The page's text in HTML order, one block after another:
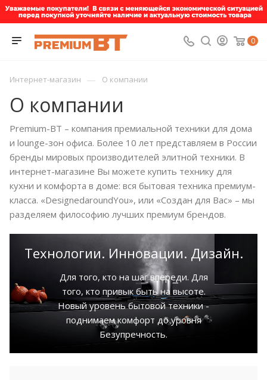
0
Интернет-магазин — О компании
О компании
Premium-BT – компания премиальной техники для дома
и lounge-зон офиса. Более 10 лет представляем в России
бренды мировых производителей элитной техники. В
интернет-магазине Вы можете купить технику для
кухни и комфорта в доме: вся бытовая техника премиум-
класса. «DesignedaroundYou», или «Создан для Вас» – мы
разделяем философию лучших премиум брендов.
Технологии. Инновации. Дизайн.
Для того, кто на шаг впереди. Для
того, кто привык быть на высоте.
Новый уровень бытовой техники -
поднимаем комфорт до уровня
Безупречность.